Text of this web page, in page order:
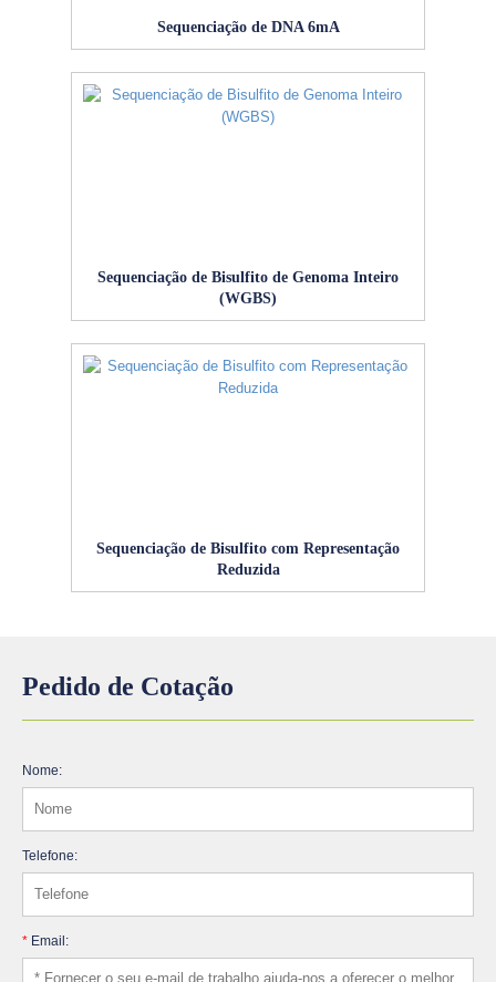
Sequenciação de DNA 6mA
Sequenciação de Bisulfito de Genoma Inteiro
(WGBS)
Sequenciação de Bisulfito com Representação
Reduzida
Pedido de Cotação
Nome:
Telefone:
* Email: